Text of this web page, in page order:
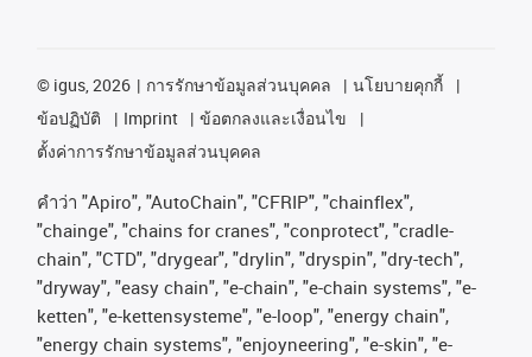
© igus, 2026 การรักษาข้อมูลส่วนบุคคล
นโยบายคุกกี้
ข้อปฏิบัติ
Imprint
ข้อตกลงและเงื่อนไข
ตั้งค่าการรักษาข้อมูลส่วนบุคคล
คําว่า "Apiro", "AutoChain", "CFRIP", "chainflex",
"chainge", "chains for cranes", "conprotect", "cradle-
chain", "CTD", "drygear", "drylin", "dryspin", "dry-tech",
"dryway", "easy chain", "e-chain", "e-chain systems", "e-
ketten", "e-kettensysteme", "e-loop", "energy chain",
"energy chain systems", "enjoyneering", "e-skin", "e-